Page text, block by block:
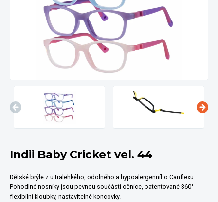
Indii Baby Cricket vel. 44
Dětské brýle z ultralehkého, odolného a hypoalergenního Canflexu.
Pohodlné nosníky jsou pevnou součástí očnice, patentované 360°
flexibilní kloubky, nastavitelné koncovky.